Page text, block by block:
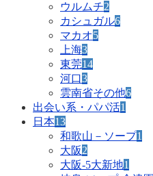
ウルムチ2
カシュガル6
マカオ5
上海3
東莞14
河口3
雲南省その他6
出会い系・パパ活1
日本13
和歌山－ソープ1
大阪2
大阪-5大新地1